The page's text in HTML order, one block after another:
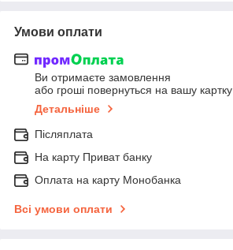
Умови оплати
Ви отримаєте замовлення
або гроші повернуться на вашу картку
Детальніше
Післяплата
На карту Приват банку
Оплата на карту Монобанка
Всі умови оплати